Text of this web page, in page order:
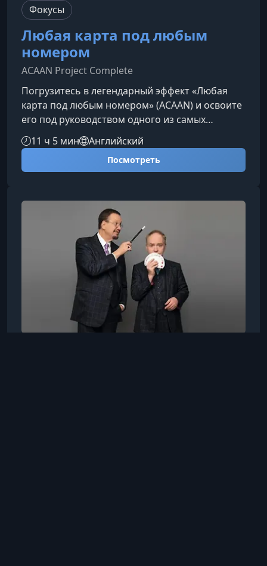
Фокусы
Любая карта под любым
номером
ACAAN Project Complete
Погрузитесь в легендарный эффект «Любая
карта под любым номером» (ACAAN) и освоите
его под руководством одного из самых
влиятельных карточных магов мира — Дани
Даортиса. Годовой курс раскрывает скрытые
механики, психологию и авторские методы,
которые превращают обычный трюк в
инструмент.Почему выбирают Дани Даортиса?
По всему миру иллюзионисты отмечают его
нестандартный подход, глубину мышления и
фирменную манеру исполне
11 ч 5 мин Английский
Посмотреть